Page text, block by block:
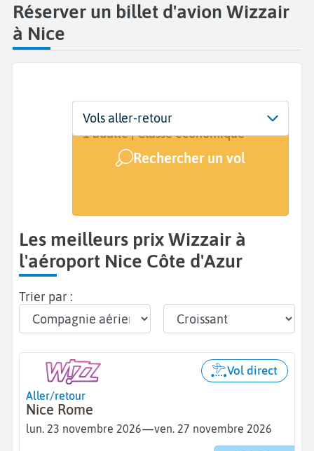
Réserver un billet d'avion Wizzair
à Nice
Départ
Nice Côte d'Azur (NCE)
Dates
Dates de votre voyage
Voyageurs | Classe
1 adulte | Classe économique
Rechercher un vol
Vols aller-retour
Les meilleurs prix Wizzair à
l'aéroport Nice Côte d'Azur
Trier par :
Aller/retour
Nice Rome
lun. 23 novembre 2026—ven. 27 novembre 2026
Vol direct